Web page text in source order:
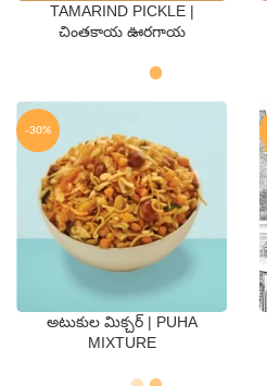
QTY
TAMARIND PICKLE |
చింతకాయ ఊరగాయ
-30%
QTY
అటుకుల మిక్చర్ | PUHA
MIXTURE